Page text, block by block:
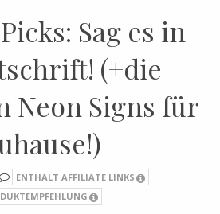
Sag es in
(+die
Neon Signs für
ENTHÄLT AFFILIATE LINKS